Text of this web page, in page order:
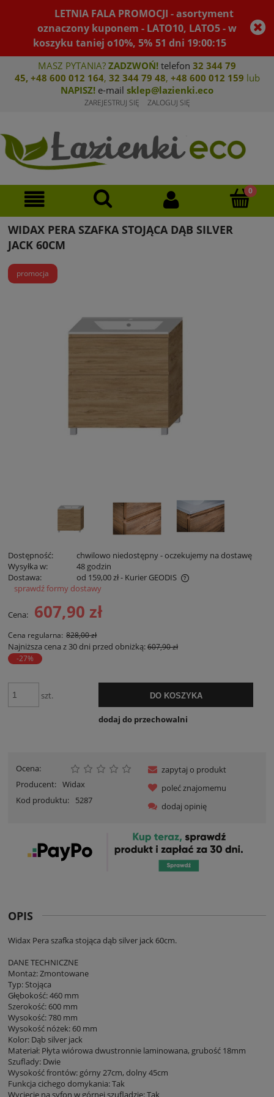
LETNIA FALA PROMOCJI - asortyment
oznaczony kuponem - LATO10, LATO5 - w
koszyku taniej o10%, 5% 51 dni 19:00:15
MASZ PYTANIA? ZADZWOŃ! telefon 32 344 79
45, +48 600 012 164, 32 344 79 48, +48 600 012 159 lub
NAPISZ! e-mail sklep@lazienki.eco
ZAREJESTRUJ SIĘ ZALOGUJ SIĘ
WIDAX PERA SZAFKA STOJĄCA DĄB SILVER
JACK 60CM
promocja
Dostępność:
chwilowo niedostępny - oczekujemy na dostawę
Wysyłka w:
48 godzin
Dostawa:
od 159,00 zł- Kurier GEODIS
Cena nie zawiera ewentualnych kosztów płatności
sprawdź formy dostawy
Cena: 607,90 zł
Cena regularna: 828,00 zł
Najniższa cena z 30 dni przed obniżką:607,90 zł
-27%
szt. DO KOSZYKA
dodaj do przechowalni
Ocena:
Producent: Widax
Kod produktu:
5287
zapytaj o produkt
poleć znajomemu
dodaj opinię
OPIS
Widax Pera szafka stojąca dąb silver jack 60cm.
DANE TECHNICZNE
Montaż: Zmontowane
Typ: Stojąca
Głębokość: 460 mm
Szerokość: 600 mm
Wysokość: 780 mm
Wysokość nóżek: 60 mm
Kolor: Dąb silver jack
Materiał: Płyta wiórowa dwustronnie laminowana, grubość 18mm
Szuflady: Dwie
Wysokość frontów: górny 27cm, dolny 45cm
Funkcja cichego domykania: Tak
Wycięcie na syfon w górnej szufladzie: Tak